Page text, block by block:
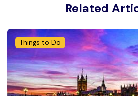
Related
Things to Do